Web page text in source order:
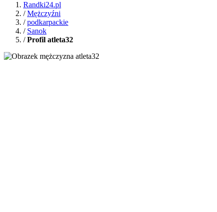
Randki24.pl
/Mężczyźni
/podkarpackie
/ Sanok
/Profil atleta32